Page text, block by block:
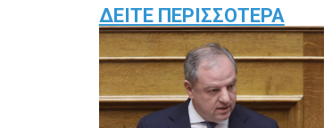
ΔΕΊΤΕ ΠΕΡΙΣΣΌΤΕΡΑ